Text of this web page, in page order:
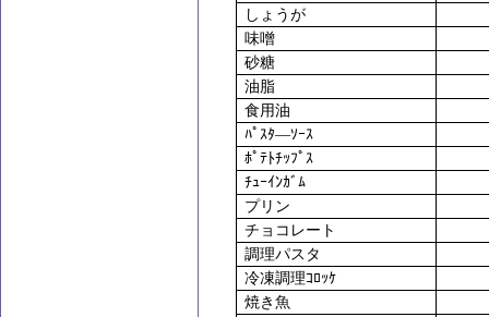
しょうが
味噌
砂糖
油脂
食用油
ﾊﾟｽﾀ―ｿｰｽ
ﾎﾟﾃﾄﾁｯﾌﾟｽ
ﾁｭｰｲﾝｶﾞﾑ
プリン
チョコレート
調理パスタ
冷凍調理ｺﾛｯｹ
焼き魚